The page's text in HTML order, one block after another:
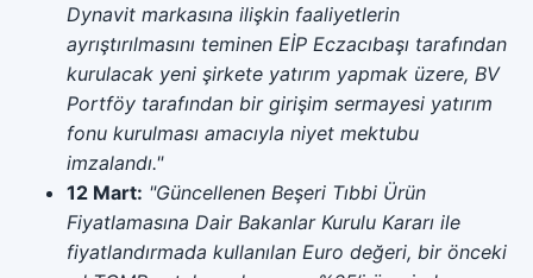
Dynavit markasına ilişkin faaliyetlerin
ayrıştırılmasını teminen EİP Eczacıbaşı tarafından
kurulacak yeni şirkete yatırım yapmak üzere, BV
Portföy tarafından bir girişim sermayesi yatırım
fonu kurulması amacıyla niyet mektubu
imzalandı."
12 Mart: "Güncellenen Beşeri Tıbbi Ürün
Fiyatlamasına Dair Bakanlar Kurulu Kararı ile
fiyatlandırmada kullanılan Euro değeri, bir önceki